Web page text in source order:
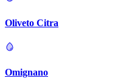
Oliveto Citra
Omignano